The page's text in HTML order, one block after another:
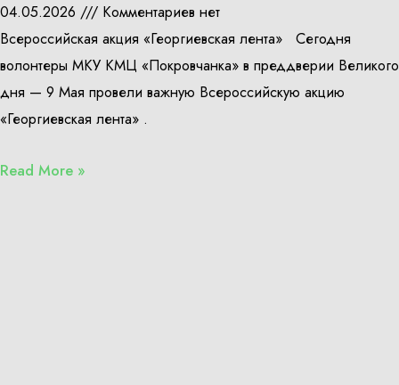
04.05.2026
Комментариев нет
Всероссийская акция «Георгиевская лента» Сегодня
волонтеры МКУ КМЦ «Покровчанка» в преддверии Великого
дня — 9 Мая провели важную Всероссийскую акцию
«Георгиевская лента» .
Read More »